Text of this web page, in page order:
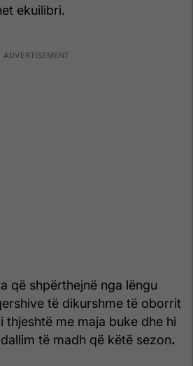
ekuilibri.
që shpërthejnë nga lëngu
të dikurshme të oborrit
thjeshtë me maja buke dhe hi
të madh që këtë sezon.